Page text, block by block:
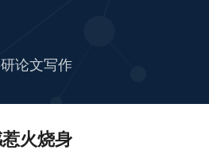
论文写作
火烧身